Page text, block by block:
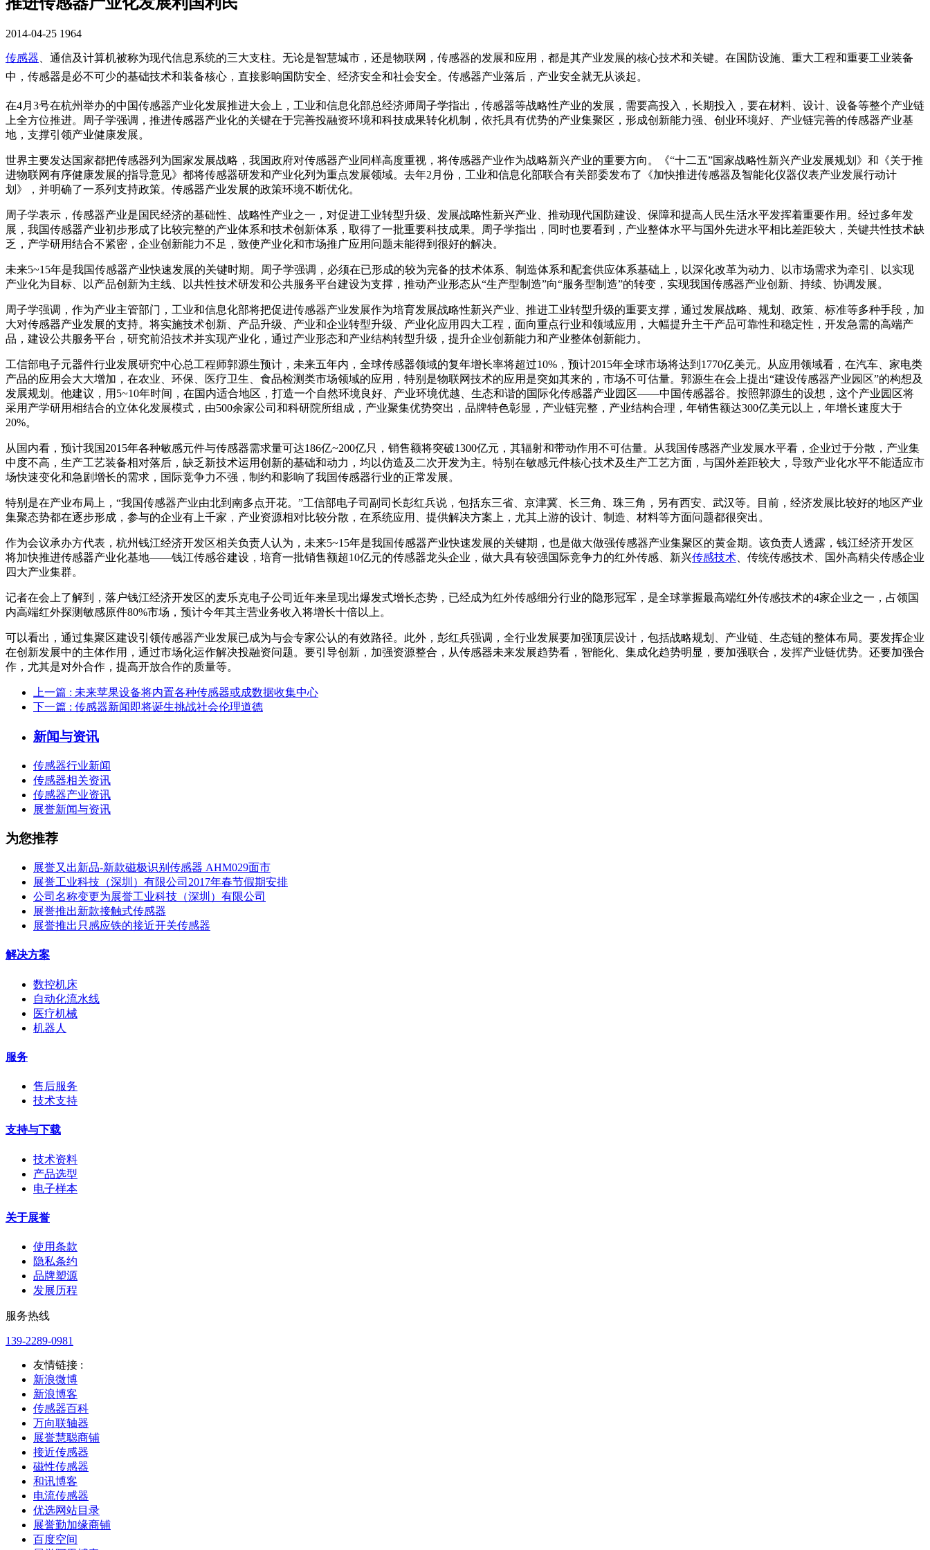
2014-04-25 1964
传感器 、通信及计算机被称为现代信息系统的三大支柱。无论是智慧城市，还是物联网，传感器的发展和应用，都是其产业发展的核心技术和关键。在国防设施、重大工程和重要工业装备
中，传感器是必不可少的基础技术和装备核心，直接影响国防安全、经济安全和社会安全。传感器产业落后，产业安全就无从谈起。
在4月3号在杭州举办的中国传感器产业化发展推进大会上，工业和信息化部总经济师周子学指出，传感器等战略性产业的发展，需要高投入，长期投入，要在材料、设计、设备等整个产业链
上全方位推进。周子学强调，推进传感器产业化的关键在于完善投融资环境和科技成果转化机制，依托具有优势的产业集聚区，形成创新能力强、创业环境好、产业链完善的传感器产业基
地，支撑引领产业健康发展。
世界主要发达国家都把传感器列为国家发展战略，我国政府对传感器产业同样高度重视，将传感器产业作为战略新兴产业的重要方向。《“十二五”国家战略性新兴产业发展规划》和《关于推
进物联网有序健康发展的指导意见》都将传感器研发和产业化列为重点发展领域。去年2月份，工业和信息化部联合有关部委发布了《加快推进传感器及智能化仪器仪表产业发展行动计
划》，并明确了一系列支持政策。传感器产业发展的政策环境不断优化。
周子学表示，传感器产业是国民经济的基础性、战略性产业之一，对促进工业转型升级、发展战略性新兴产业、推动现代国防建设、保障和提高人民生活水平发挥着重要作用。经过多年发
展，我国传感器产业初步形成了比较完整的产业体系和技术创新体系，取得了一批重要科技成果。周子学指出，同时也要看到，产业整体水平与国外先进水平相比差距较大，关键共性技术缺
乏，产学研用结合不紧密，企业创新能力不足，致使产业化和市场推广应用问题未能得到很好的解决。
未来5~15年是我国传感器产业快速发展的关键时期。周子学强调，必须在已形成的较为完备的技术体系、制造体系和配套供应体系基础上，以深化改革为动力、以市场需求为牵引、以实现
产业化为目标、以产品创新为主线、以共性技术研发和公共服务平台建设为支撑，推动产业形态从“生产型制造”向“服务型制造”的转变，实现我国传感器产业创新、持续、协调发展。
周子学强调，作为产业主管部门，工业和信息化部将把促进传感器产业发展作为培育发展战略性新兴产业、推进工业转型升级的重要支撑，通过发展战略、规划、政策、标准等多种手段，加
大对传感器产业发展的支持。将实施技术创新、产品升级、产业和企业转型升级、产业化应用四大工程，面向重点行业和领域应用，大幅提升主干产品可靠性和稳定性，开发急需的高端产
品，建设公共服务平台，研究前沿技术并实现产业化，通过产业形态和产业结构转型升级，提升企业创新能力和产业整体创新能力。
工信部电子元器件行业发展研究中心总工程师郭源生预计，未来五年内，全球传感器领域的复年增长率将超过10%，预计2015年全球市场将达到1770亿美元。从应用领域看，在汽车、家电类
产品的应用会大大增加，在农业、环保、医疗卫生、食品检测类市场领域的应用，特别是物联网技术的应用是突如其来的，市场不可估量。郭源生在会上提出“建设传感器产业园区”的构想及
发展规划。他建议，用5~10年时间，在国内适合地区，打造一个自然环境良好、产业环境优越、生态和谐的国际化传感器产业园区——中国传感器谷。按照郭源生的设想，这个产业园区将
采用产学研用相结合的立体化发展模式，由500余家公司和科研院所组成，产业聚集优势突出，品牌特色彰显，产业链完整，产业结构合理，年销售额达300亿美元以上，年增长速度大于
20%。
从国内看，预计我国2015年各种敏感元件与传感器需求量可达186亿~200亿只，销售额将突破1300亿元，其辐射和带动作用不可估量。从我国传感器产业发展水平看，企业过于分散，产业集
中度不高，生产工艺装备相对落后，缺乏新技术运用创新的基础和动力，均以仿造及二次开发为主。特别在敏感元件核心技术及生产工艺方面，与国外差距较大，导致产业化水平不能适应市
场快速变化和急剧增长的需求，国际竞争力不强，制约和影响了我国传感器行业的正常发展。
特别是在产业布局上，“我国传感器产业由北到南多点开花。”工信部电子司副司长彭红兵说，包括东三省、京津冀、长三角、珠三角，另有西安、武汉等。目前，经济发展比较好的地区产业
集聚态势都在逐步形成，参与的企业有上千家，产业资源相对比较分散，在系统应用、提供解决方案上，尤其上游的设计、制造、材料等方面问题都很突出。
作为会议承办方代表，杭州钱江经济开发区相关负责人认为，未来5~15年是我国传感器产业快速发展的关键期，也是做大做强传感器产业集聚区的黄金期。该负责人透露，钱江经济开发区
将加快推进传感器产业化基地——钱江传感谷建设，培育一批销售额超10亿元的传感器龙头企业，做大具有较强国际竞争力的红外传感、新兴传感技术 、传统传感技术、国外高精尖传感企业
四大产业集群。
记者在会上了解到，落户钱江经济开发区的麦乐克电子公司近年来呈现出爆发式增长态势，已经成为红外传感细分行业的隐形冠军，是全球掌握最高端红外传感技术的4家企业之一，占领国
内高端红外探测敏感原件80%市场，预计今年其主营业务收入将增长十倍以上。
可以看出，通过集聚区建设引领传感器产业发展已成为与会专家公认的有效路径。此外，彭红兵强调，全行业发展要加强顶层设计，包括战略规划、产业链、生态链的整体布局。要发挥企业
在创新发展中的主体作用，通过市场化运作解决投融资问题。要引导创新，加强资源整合，从传感器未来发展趋势看，智能化、集成化趋势明显，要加强联合，发挥产业链优势。还要加强合
作，尤其是对外合作，提高开放合作的质量等。
上一篇 : 未来苹果设备将内置各种传感器或成数据收集中心
下一篇 : 传感器新闻即将诞生挑战社会伦理道德
新闻与资讯
传感器行业新闻
传感器相关资讯
传感器产业资讯
展誉新闻与资讯
为您推荐
展誉又出新品-新款磁极识别传感器 AHM029面市
展誉工业科技（深圳）有限公司2017年春节假期安排
公司名称变更为展誉工业科技（深圳）有限公司
展誉推出新款接触式传感器
展誉推出只感应铁的接近开关传感器
解决方案
数控机床
自动化流水线
医疗机械
机器人
服务
售后服务
技术支持
支持与下载
技术资料
产品选型
电子样本
关于展誉
使用条款
隐私条约
品牌塑源
发展历程
服务热线
139-2289-0981
友情链接 :
新浪微博
新浪博客
传感器百科
万向联轴器
展誉慧聪商铺
接近传感器
磁性传感器
和讯博客
电流传感器
优选网站目录
展誉勤加缘商铺
百度空间